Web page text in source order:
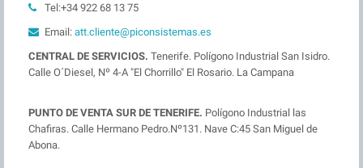
Tel:+34 922 68 13 75
Email: att.cliente@piconsistemas.es
CENTRAL DE SERVICIOS. Tenerife. Polígono Industrial San Isidro.
Calle O´Diesel, Nº 4-A "El Chorrillo" El Rosario. La Campana
PUNTO DE VENTA SUR DE TENERIFE. Polígono Industrial las
Chafiras. Calle Hermano Pedro.Nº131. Nave C:45 San Miguel de
Abona.